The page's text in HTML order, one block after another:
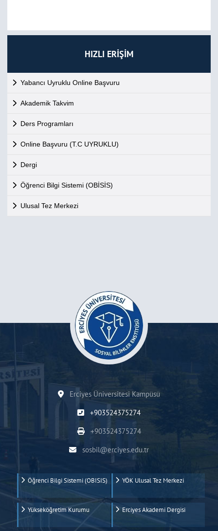
HIZLI ERİŞİM
Yabancı Uyruklu Online Başvuru
Akademik Takvim
Ders Programları
Online Başvuru (T.C UYRUKLU)
Dergi
Öğrenci Bilgi Sistemi (OBİSİS)
Ulusal Tez Merkezi
Erciyes Üniversitesi Kampüsü
+903524375274
+903524375274
sosbil@erciyes.edu.tr
Öğrenci Bilgi Sistemi (OBISIS) YÖK Ulusal Tez Merkezi
Yükseköğretim Kurumu Erciyes Akademi Dergisi